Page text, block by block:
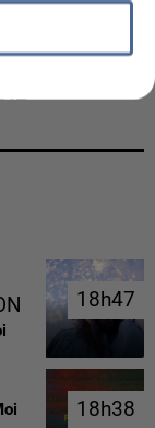
18h47
18h47
18h38
18h38